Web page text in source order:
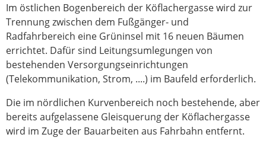
Im östlichen Bogenbereich der Köflachergasse wird zur
Trennung zwischen dem Fußgänger- und
Radfahrbereich eine Grüninsel mit 16 neuen Bäumen
errichtet. Dafür sind Leitungsumlegungen von
bestehenden Versorgungseinrichtungen
(Telekommunikation, Strom, ....) im Baufeld erforderlich.
Die im nördlichen Kurvenbereich noch bestehende, aber
bereits aufgelassene Gleisquerung der Köflachergasse
wird im Zuge der Bauarbeiten aus Fahrbahn entfernt.